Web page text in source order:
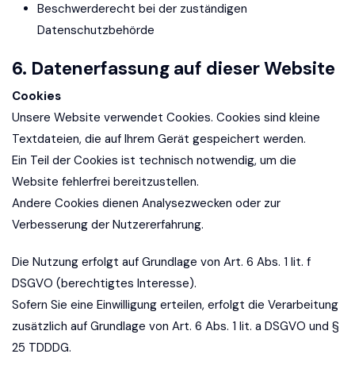
Beschwerderecht bei der zuständigen
Datenschutzbehörde
6. Datenerfassung auf dieser Website
Cookies
Unsere Website verwendet Cookies. Cookies sind kleine
Textdateien, die auf Ihrem Gerät gespeichert werden.
Ein Teil der Cookies ist technisch notwendig, um die
Website fehlerfrei bereitzustellen.
Andere Cookies dienen Analysezwecken oder zur
Verbesserung der Nutzererfahrung.
Die Nutzung erfolgt auf Grundlage von Art. 6 Abs. 1 lit. f
DSGVO (berechtigtes Interesse).
Sofern Sie eine Einwilligung erteilen, erfolgt die Verarbeitung
zusätzlich auf Grundlage von Art. 6 Abs. 1 lit. a DSGVO und §
25 TDDDG.